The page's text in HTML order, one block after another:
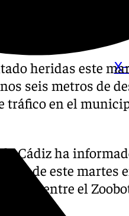
heridas este
seis metros de
tráfico en el
Cádiz ha
de este martes
entre el
Sur.